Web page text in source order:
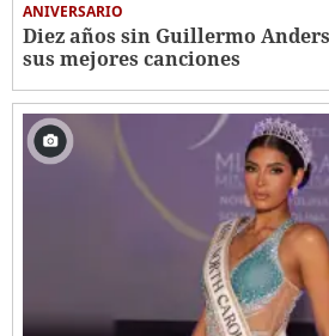
ANIVERSARIO
Diez años sin Guillermo
sus mejores canciones